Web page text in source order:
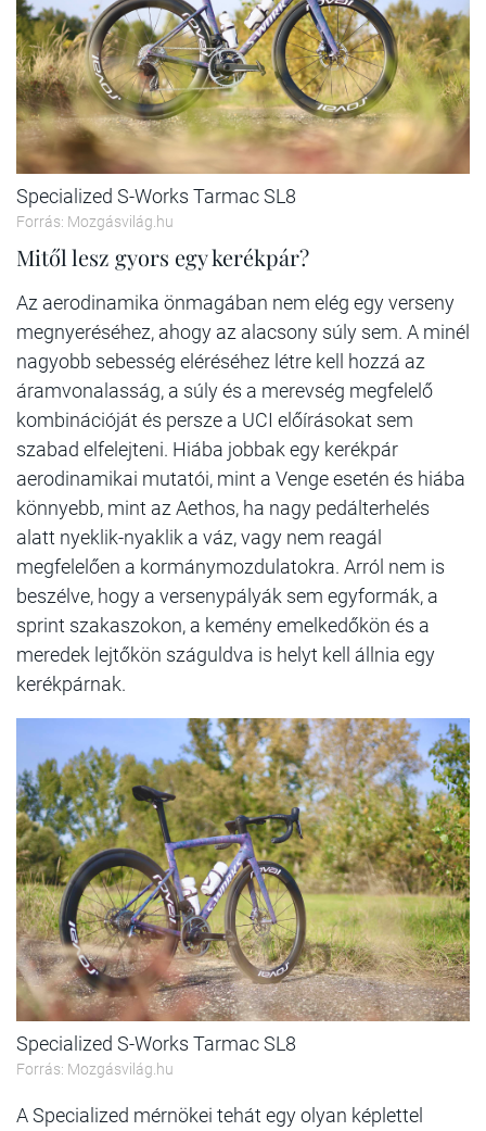
Specialized S-Works Tarmac SL8
Forrás: Mozgásvilág.hu
Mitől lesz gyors egy kerékpár?
Az aerodinamika önmagában nem elég egy verseny
megnyeréséhez, ahogy az alacsony súly sem. A minél
nagyobb sebesség eléréséhez létre kell hozzá az
áramvonalasság, a súly és a merevség megfelelő
kombinációját és persze a UCI előírásokat sem
szabad elfelejteni. Hiába jobbak egy kerékpár
aerodinamikai mutatói, mint a Venge esetén és hiába
könnyebb, mint az Aethos, ha nagy pedálterhelés
alatt nyeklik-nyaklik a váz, vagy nem reagál
megfelelően a kormánymozdulatokra. Arról nem is
beszélve, hogy a versenypályák sem egyformák, a
sprint szakaszokon, a kemény emelkedőkön és a
meredek lejtőkön száguldva is helyt kell állnia egy
kerékpárnak.
Specialized S-Works Tarmac SL8
Forrás: Mozgásvilág.hu
A Specialized mérnökei tehát egy olyan képlettel